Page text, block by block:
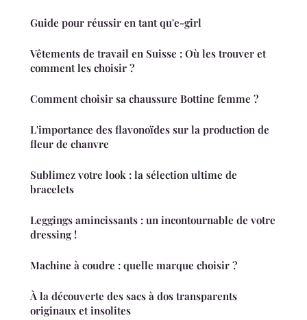
Guide pour réussir en tant qu'e-girl
Vêtements de travail en Suisse : Où les trouver et
comment les choisir ?
Comment choisir sa chaussure Bottine femme ?
L'importance des flavonoïdes sur la production de
fleur de chanvre
Sublimez votre look : la sélection ultime de
bracelets
Leggings amincissants : un incontournable de votre
dressing !
Machine à coudre : quelle marque choisir ?
À la découverte des sacs à dos transparents
originaux et insolites